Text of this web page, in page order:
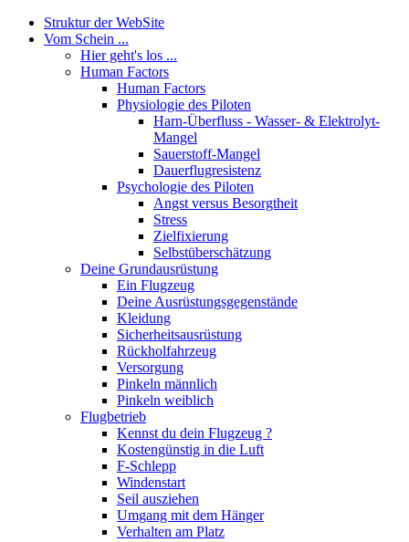
Struktur der WebSite
Vom Schein ...
Hier geht's los ...
Human Factors
Human Factors
Physiologie des Piloten
Harn-Überfluss - Wasser- & Elektrolyt-
Mangel
Sauerstoff-Mangel
Dauerflugresistenz
Psychologie des Piloten
Angst versus Besorgtheit
Stress
Zielfixierung
Selbstüberschätzung
Deine Grundausrüstung
Ein Flugzeug
Deine Ausrüstungsgegenstände
Kleidung
Sicherheitsausrüstung
Rückholfahrzeug
Versorgung
Pinkeln männlich
Pinkeln weiblich
Flugbetrieb
Kennst du dein Flugzeug ?
Kostengünstig in die Luft
F-Schlepp
Windenstart
Seil ausziehen
Umgang mit dem Hänger
Verhalten am Platz